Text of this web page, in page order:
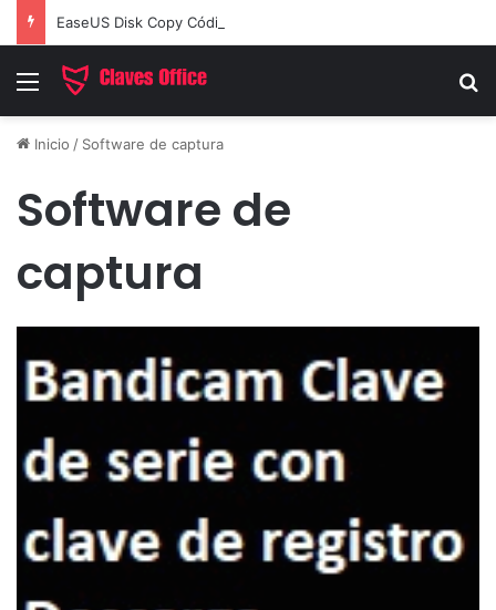
Menú
Inicio / Software de captura
Software de
captura